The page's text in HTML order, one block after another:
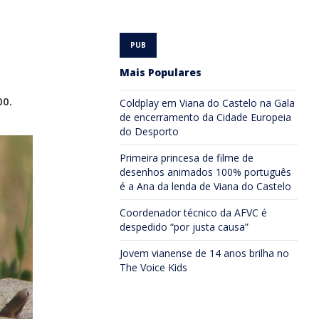
Mais Populares
Coldplay em Viana do Castelo na Gala
de encerramento da Cidade Europeia
do Desporto
Primeira princesa de filme de
desenhos animados 100% português
é a Ana da lenda de Viana do Castelo
Coordenador técnico da AFVC é
despedido “por justa causa”
Jovem vianense de 14 anos brilha no
The Voice Kids